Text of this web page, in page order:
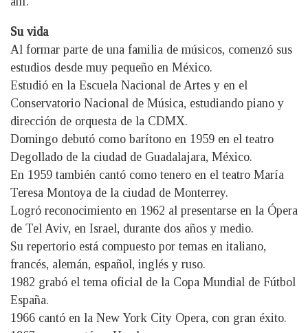
Su vida
Al formar parte de una familia de músicos, comenzó sus
estudios desde muy pequeño en México.
Estudió en la Escuela Nacional de Artes y en el
Conservatorio Nacional de Música, estudiando piano y
dirección de orquesta de la CDMX.
Domingo debutó como barítono en 1959 en el teatro
Degollado de la ciudad de Guadalajara, México.
En 1959 también cantó como tenero en el teatro María
Teresa Montoya de la ciudad de Monterrey.
Logró reconocimiento en 1962 al presentarse en la Ópera
de Tel Aviv, en Israel, durante dos años y medio.
Su repertorio está compuesto por temas en italiano,
francés, alemán, español, inglés y ruso.
1982 grabó el tema oficial de la Copa Mundial de Fútbol
España.
1966 cantó en la New York City Opera, con gran éxito.